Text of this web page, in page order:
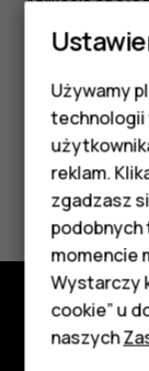
HMD
Play. Dostępne
Czy te
Tak
Poznaj
Używamy
technologii
reklam.
zgadzasz
podobnych
momencie
Wystarczy
cookie” u
naszych